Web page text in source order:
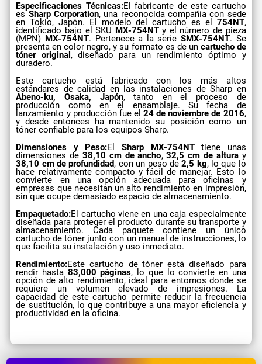
Especificaciones Técnicas:El fabricante de este cartucho
es Sharp Corporation, una reconocida compañía con sede
en Tokio, Japón. El modelo del cartucho es el 754NT,
identificado bajo el SKU MX-754NTy el número de pieza
(MPN) MX-754NT. Pertenece a la serieSMX-754NT. Se
presenta en color negro, y su formato es de un cartucho de
tóner original , diseñado para un rendimiento óptimo y
duradero.
Este cartucho está fabricado con los más altos
estándares de calidad en las instalaciones de Sharp en
Abeno-ku, Osaka, Japón, tanto en el proceso de
producción como en el ensamblaje. Su fecha de
lanzamiento y producción fue el24 de noviembre de 2016,
y desde entonces ha mantenido su posición como un
tóner confiable para los equipos Sharp.
Dimensiones y Peso:El Sharp MX-754NTtiene unas
dimensiones de38,10 cm de ancho,32,5 cm de alturay
38,10 cm de profundidad, con un peso de2,5 kg, lo que lo
hace relativamente compacto y fácil de manejar. Esto lo
convierte en una opción adecuada para oficinas y
empresas que necesitan un alto rendimiento en impresión,
sin que ocupe demasiado espacio de almacenamiento.
Empaquetado:El cartucho viene en una caja especialmente
diseñada para proteger el producto durante su transporte y
almacenamiento. Cada paquete contiene un único
cartucho de tóner junto con un manual de instrucciones, lo
que facilita su instalación y uso inmediato.
Rendimiento:Este cartucho de tóner está diseñado para
rendir hasta 83,000 páginas, lo que lo convierte en una
opción de alto rendimiento, ideal para entornos donde se
requiere un volumen elevado de impresiones. La
capacidad de este cartucho permite reducir la frecuencia
de sustitución, lo que contribuye a una mayor eficiencia y
productividad en la oficina.